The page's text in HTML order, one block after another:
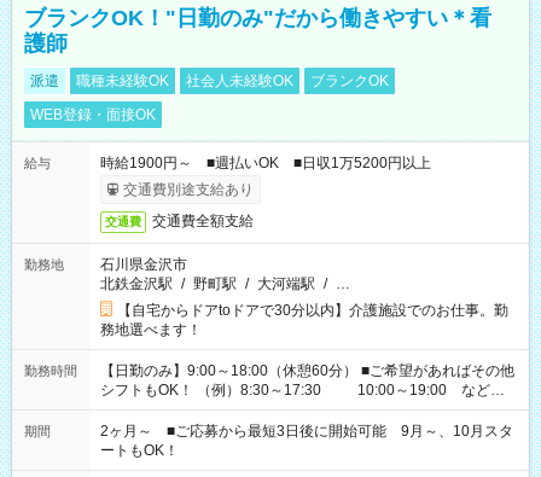
ブランクOK！"日勤のみ"だから働きやすい＊看
護師
派遣 職種未経験OK 社会人未経験OK
ブランクOK
WEB登録・面接OK
給与
時給1900円～ ■週払いOK ■日収1万5200円以上
交通費別途支給あり
交通費 交通費全額支給
勤務地
石川県金沢市
北鉄金沢駅 / 野町駅 / 大河端駅 / …
【自宅からドアtoドアで30分以内】介護施設でのお仕事。勤
務地選べます！
勤務時間
【日勤のみ】9:00～18:00（休憩60分） ■ご希望があればその他
シフトもOK！ （例）8:30～17:30 10:00～19:00 など
「家族とお休みを合わせたい」 「余裕を持って夕飯の準備がし
たい」 「できれば残業はしたくない」 など、ご希望があれば教
えてくださいね。 ※Wワーク希望の方へ 今ご覧のお仕事で希望
する勤務時間と、もう1つのお仕事の勤務時間。 合計で週40時
期間
2ヶ月～ ■ご応募から最短3日後に開始可能 9月～、10月スタ
ートもOK！